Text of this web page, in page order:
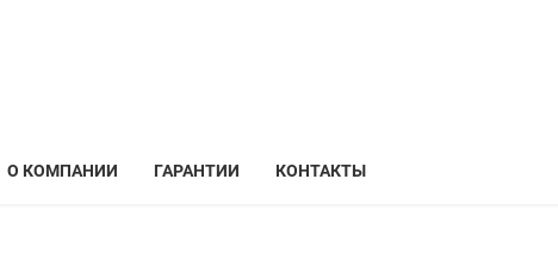
О КОМПАНИИ ГАРАНТИИ КОНТАКТЫ